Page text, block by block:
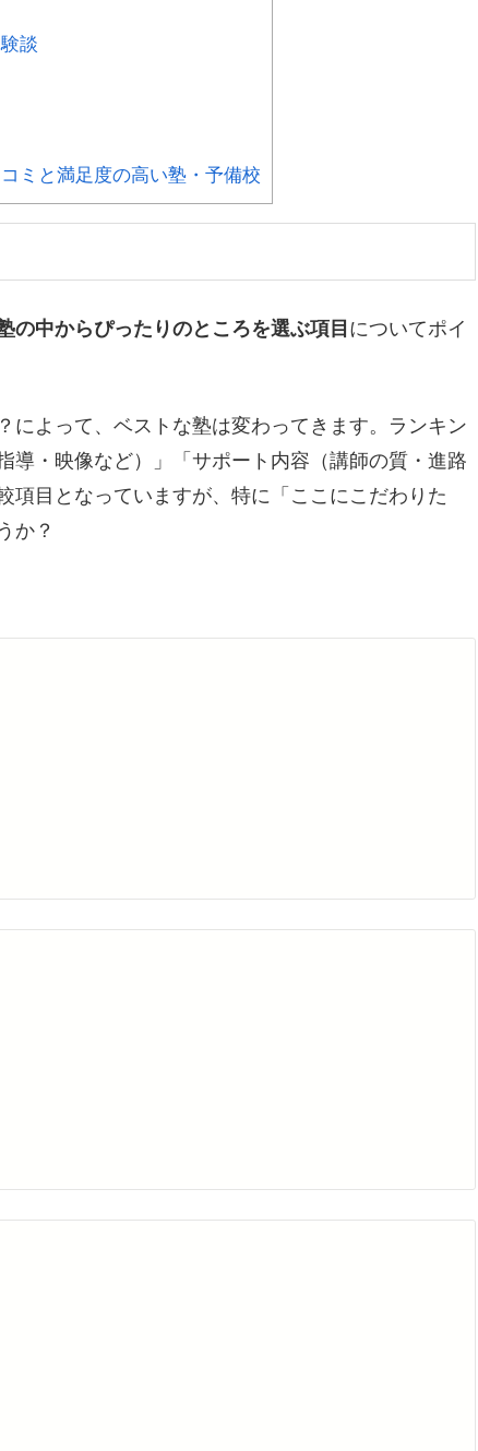
談
ミと満足度の高い塾・予備校
の中からぴったりのところを選ぶ項目 についてポイ
によって、ベストな塾は変わってきます。ランキン
導・映像など）」「サポート内容（講師の質・進路
項目となっていますが、特に「ここにこだわりた
か？